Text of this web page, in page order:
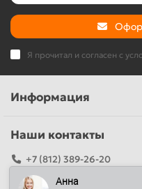
Я прочитал и согласен с
Информация
Наши контакты
+7 (812) 389-26-20
+7 (499) 444-14-71
Анна